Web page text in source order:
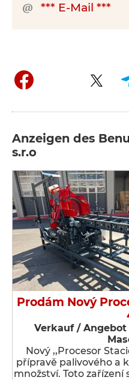
*** E-Mail ***
Anzeigen des
s.r.o
Prodám Nový
Verkauf /
Nový ,,Procesor
přípravě palivového a
množství. Toto